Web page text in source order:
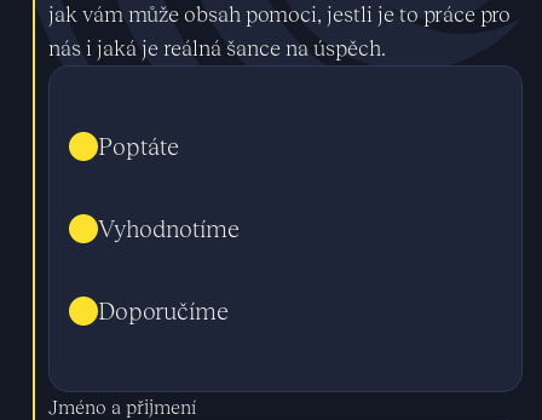
jak vám může obsah pomoci, jestli je to práce pro
nás i jaká je reálná šance na úspěch.
Poptáte
Vyhodnotíme
Doporučíme
Jméno a přijmení